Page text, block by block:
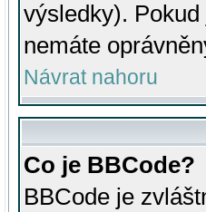
výsledky).
nemáte
Návrat nahoru
Co je BBCode?
BBCode je